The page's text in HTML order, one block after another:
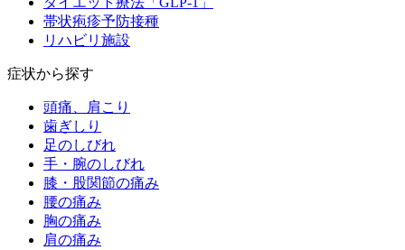
帯状疱疹予防接種
リハビリ施設
症状から探す
頭痛、肩こり
歯ぎしり
足のしびれ
手・腕のしびれ
膝・股関節の痛み
腰の痛み
胸の痛み
肩の痛み